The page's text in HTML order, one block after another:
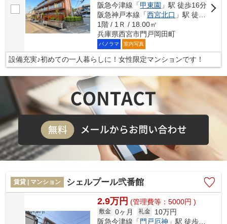
阪急今津線「甲東園 」駅 徒歩16分
阪急神戸本線「西宮北口 」駅 徒歩21分
1階 / 1Ｒ / 18.00㎡
兵庫県西宮市門戸岡田町
パノラマ 室内写真
設備充実♪初めての一人暮らしに！女性限定マンションです！
賃貸 | マンション シェルプール弐番館
2.9万円 (管理費等：5000円 )
敷金 0ヶ月 礼金
10万円
阪急今津線「 門戸厄神 」駅 徒歩6分